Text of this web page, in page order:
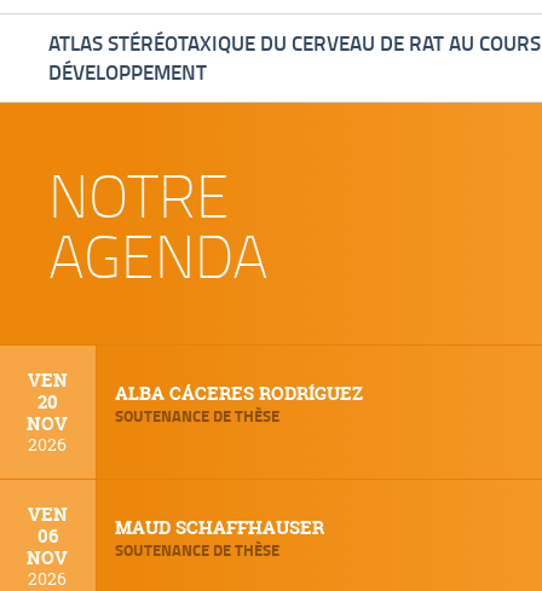
ATLAS STÉRÉOTAXIQUE DU CERVEAU DE RAT AU
DÉVELOPPEMENT
NOTRE
AGENDA
VEN
20
NOV
2026
ALBA CÁCERES RODRÍGUEZ
SOUTENANCE DE THÈSE
VEN
06
NOV
2026
MAUD SCHAFFHAUSER
SOUTENANCE DE THÈSE